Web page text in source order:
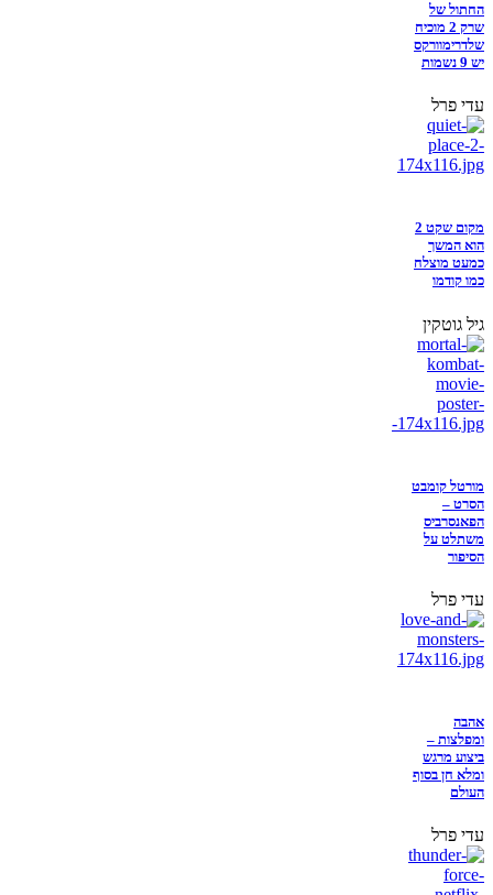
החתול של
שרק 2 מוכיח
שלדרימוורקס
יש 9 נשמות
עדי פרל
מקום שקט 2
הוא המשך
כמעט מוצלח
כמו קודמו
גיל גוטקין
מורטל קומבט
הסרט –
הפאנסרביס
משתלט על
הסיפור
עדי פרל
אהבה
ומפלצות –
ביצוע מרגש
ומלא חן בסוף
העולם
עדי פרל